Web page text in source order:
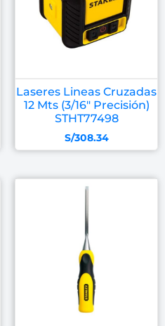
Laseres Lineas Cruzadas
12 Mts (3/16″ Precisión)
STHT77498
S/308.34